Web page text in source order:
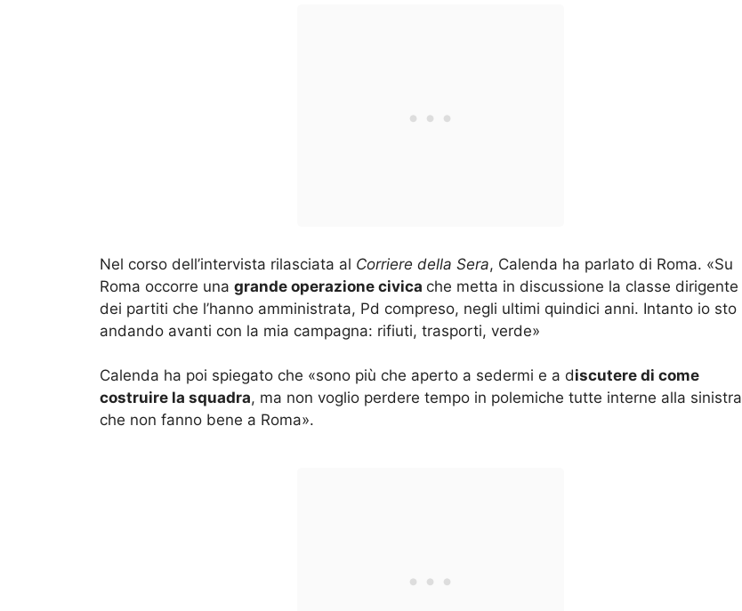
Nel corso dell’intervista rilasciata al Corriere della Sera, Calenda ha parlato di Roma. «Su
Roma occorre una grande operazione civica che metta in discussione la classe dirigente
dei partiti che l’hanno amministrata, Pd compreso, negli ultimi quindici anni. Intanto io sto
andando avanti con la mia campagna: rifiuti, trasporti, verde»
Calenda ha poi spiegato che «sono più che aperto a sedermi e a discutere di come
costruire la squadra, ma non voglio perdere tempo in polemiche tutte interne alla sinistra
che non fanno bene a Roma».